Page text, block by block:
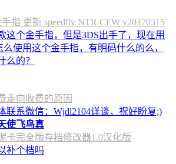
指 更新 speedfly NTR CFW v20170315
这个金手指，但是3DS出手了，现在用
么使用这个金手指，有明码什么的么，
么的？
走向收费的原因
联系微信：Wjdl2104详谈，祝好盼复;)
使飞鸟真
卡完全版存档修改器1.0汉化版
补个档吗